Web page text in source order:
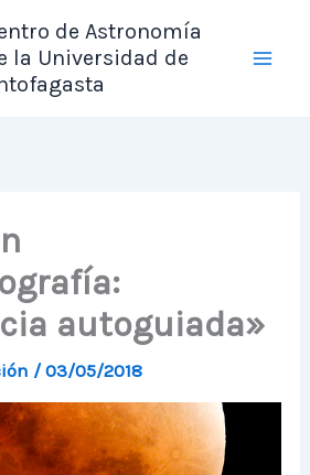
de Astronomía
la Universidad de
autoguiada»
/03/05/2018